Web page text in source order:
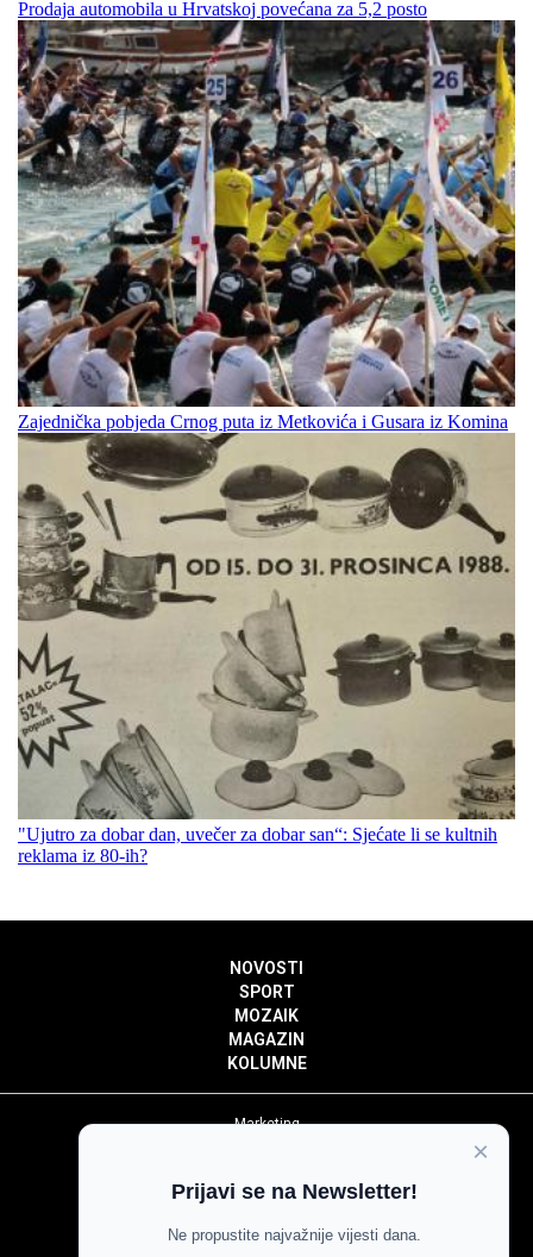
Prodaja automobila u Hrvatskoj povećana za 5,2 posto
Zajednička pobjeda Crnog puta iz Metkovića i Gusara iz Komina
"Ujutro za dobar dan, uvečer za dobar san“: Sjećate li se kultnih
reklama iz 80-ih?
NOVOSTI
SPORT
MOZAIK
MAGAZIN
KOLUMNE
Marketing
Impressum
Pravila komentiranja
×
Prijavi se na Newsletter!
Ne propustite najvažnije vijesti dana.